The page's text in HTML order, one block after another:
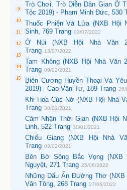
Trò Chơi, Trò Diễn Dân Gian Ở
Tộc 2019) - Phạm Minh Đức, 530
Thuốc Phiện Và Lửa (NXB Hội
Sinh, 769 Trang 03/07/2022
Ở Núi (NXB Hội Nhà Văn
Trang 13/07/2022
Tam Không (NXB Hội Nhà Văn
Trang 09/02/2021
Biên Cương Huyền Thoại Và
2019) - Cao Văn Tư, 189 Trang 26/
Khi Hoa Cúc Nở (NXB Hội Nhà
Trang 30/01/2021
Cảm Nhận Thời Gian (NXB Hội
Linh, 522 Trang 30/01/2021
Chiếu Giang (NXB Hội Nhà
Trang 03/02/2021
Bên Bờ Sông Bắc Vọng (NXB
Nguyệt, 271 Trang 25/06/2022
Những Dấu Ấn Đường Thơ (NXB
Văn Tông, 268 Trang 27/06/2022